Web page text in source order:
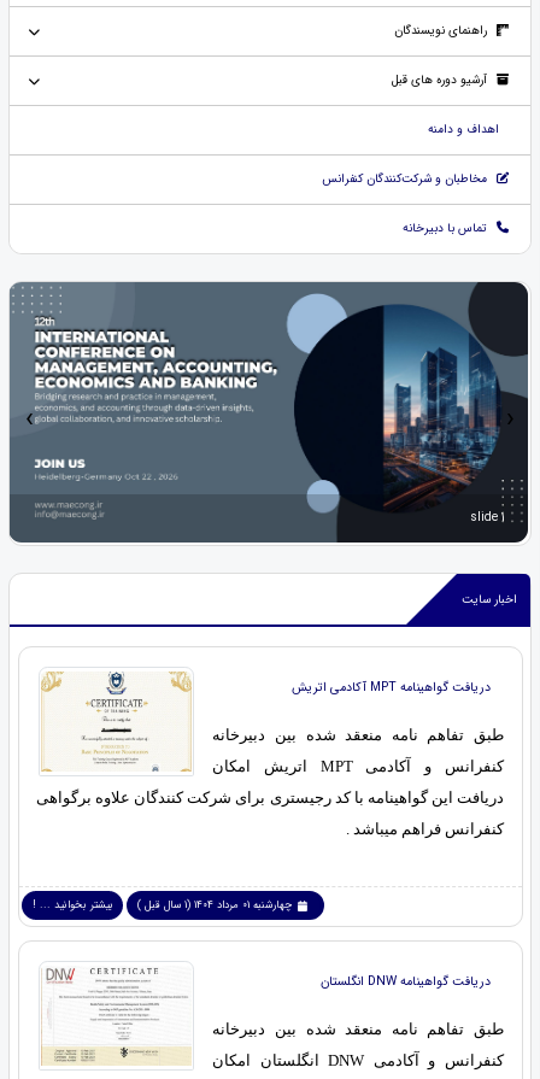
راهنمای نویسندگان
آرشیو دوره های قبل
اهداف و دامنه
مخاطبان و شرکت‌کنندگان کنفرانس
تماس با دبیرخانه
slide 1
‹ ›
اخبار سایت
دریافت گواهینامه MPT آکادمی اتریش
طبق تفاهم نامه منعقد شده بین دبیرخانه
کنفرانس و آکادمی MPT اتریش امکان
دریافت این گواهینامه با کد رجیستری برای شرکت کنندگان علاوه برگواهی
کنفرانس فراهم میباشد .
چهارشنبه 01 مرداد 1404 (1 سال قبل ) بیشتر بخوانید ... !
دریافت گواهینامه DNW انگلستان
طبق تفاهم نامه منعقد شده بین دبیرخانه
کنفرانس و آکادمی DNW انگلستان امکان